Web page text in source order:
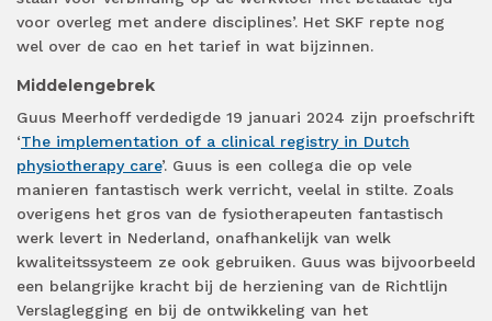
voor overleg met andere disciplines’. Het SKF repte nog
wel over de cao en het tarief in wat bijzinnen.
Middelengebrek
Guus Meerhoff verdedigde 19 januari 2024 zijn proefschrift
‘The implementation of a clinical registry in Dutch
physiotherapy care’. Guus is een collega die op vele
manieren fantastisch werk verricht, veelal in stilte. Zoals
overigens het gros van de fysiotherapeuten fantastisch
werk levert in Nederland, onafhankelijk van welk
kwaliteitssysteem ze ook gebruiken. Guus was bijvoorbeeld
een belangrijke kracht bij de herziening van de Richtlijn
Verslaglegging en bij de ontwikkeling van het